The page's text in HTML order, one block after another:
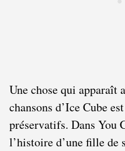
Une chose qui apparaît
chansons d’Ice Cube
préservatifs. Dans You
l’histoire d’une fille de